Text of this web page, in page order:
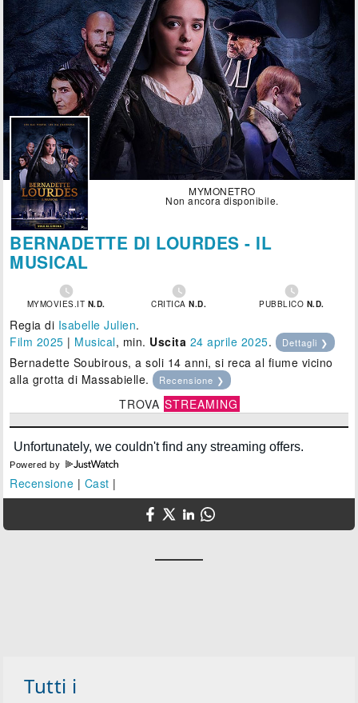
MYMONETRO
Non ancora disponibile.
BERNADETTE DI LOURDES - IL
MUSICAL

MYMOVIES.IT N.D.

CRITICAN.D.

PUBBLICO N.D.
Regia di Isabelle Julien.
Film 2025 | Musical, min. Uscita 24 aprile 2025. Dettagli ❯
Bernadette Soubirous, a soli 14 anni, si reca al fiume vicino
alla grotta di Massabielle. Recensione ❯
TROVA STREAMING
Powered by
Recensione | Cast |
Tutti i